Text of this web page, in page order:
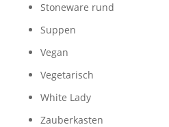
Stoneware rund
Suppen
Vegan
Vegetarisch
White Lady
Zauberkasten